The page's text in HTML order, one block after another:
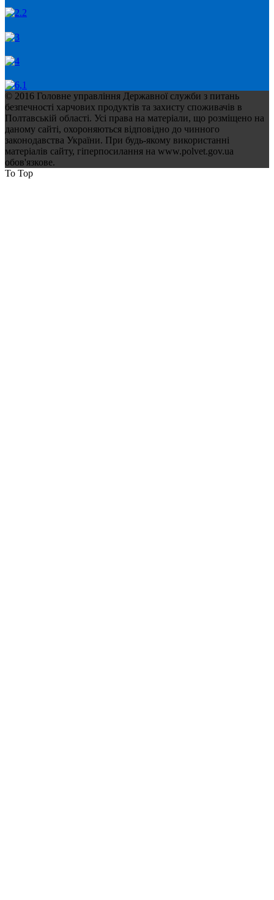
© 2016 Головне управління Державної служби з питань
безпечності харчових продуктів та захисту споживачів в
Полтавській області. Усі права на матеріали, що розміщено на
даному сайті, охороняються відповідно до чинного
законодавства України. При будь-якому використанні
матеріалів сайту, гіперпосилання на www.polvet.gov.ua
обов'язкове.
To Top